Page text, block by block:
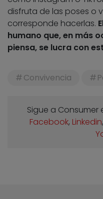
disfruta de las poses o
corresponde hacerlas.
humano que, en más
piensa, se lucra con
Convivencia
Sigue a Consumer
Facebook, Linkedin,